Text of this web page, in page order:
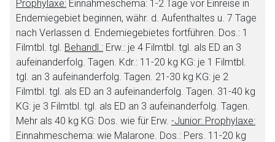
Prophylaxe: Einnahmeschema: 1-2 Tage vor Einreise in
Endemiegebiet beginnen, währ. d. Aufenthaltes u. 7 Tage
nach Verlassen d. Endemiegebietes fortführen. Dos.: 1
Filmtbl. tgl. Behandl.: Erw.: je 4 Filmtbl. tgl. als ED an 3
aufeinanderfolg. Tagen. Kdr.: 11-20 kg KG: je 1 Filmtbl.
tgl. an 3 aufeinanderfolg. Tagen. 21-30 kg KG: je 2
Filmtbl. tgl. als ED an 3 aufeinanderfolg. Tagen. 31-40 kg
KG: je 3 Filmtbl. tgl. als ED an 3 aufeinanderfolg. Tagen.
Mehr als 40 kg KG: Dos. wie für Erw. -Junior: Prophylaxe:
Einnahmeschema: wie Malarone. Dos.: Pers. 11-20 kg